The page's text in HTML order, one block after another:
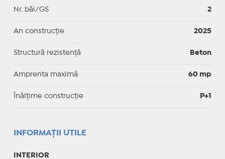
Nr. băi/GS 2
An construcție 2025
Structură rezistență Beton
Amprenta maximă 60 mp
Înălțime construcție P+1
INFORMAŢII UTILE
INTERIOR